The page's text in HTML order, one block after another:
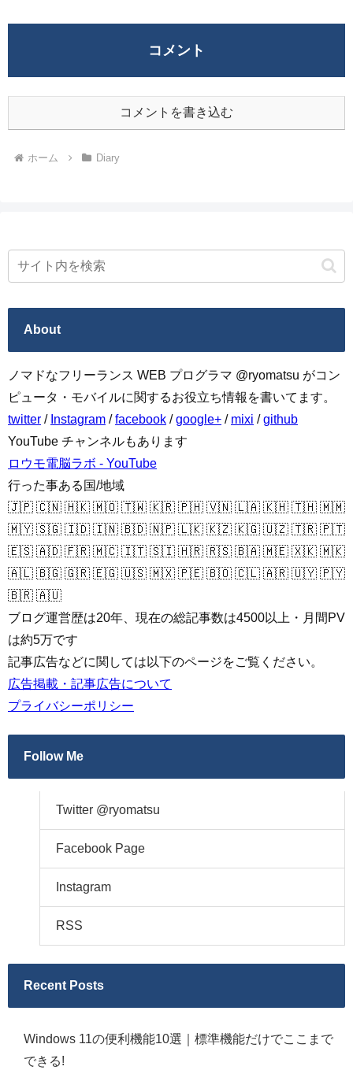
コメント
コメントを書き込む
ホーム Diary
About
ノマドなフリーランス WEB プログラマ @ryomatsu がコン
ピュータ・モバイルに関するお役立ち情報を書いてます。
twitter / Instagram /facebook /google+ / mixi /github
YouTube チャンネルもあります
ロウモ電脳ラボ - YouTube
行った事ある国/地域
🇯🇵 🇨🇳 🇭🇰 🇲🇴 🇹🇼 🇰🇷 🇵🇭 🇻🇳 🇱🇦 🇰🇭 🇹🇭 🇲🇲
🇲🇾 🇸🇬 🇮🇩 🇮🇳 🇧🇩 🇳🇵 🇱🇰 🇰🇿 🇰🇬 🇺🇿 🇹🇷 🇵🇹
🇪🇸 🇦🇩 🇫🇷 🇲🇨 🇮🇹 🇸🇮 🇭🇷 🇷🇸 🇧🇦 🇲🇪 🇽🇰 🇲🇰
🇦🇱 🇧🇬 🇬🇷 🇪🇬 🇺🇸 🇲🇽 🇵🇪 🇧🇴 🇨🇱 🇦🇷 🇺🇾 🇵🇾
🇧🇷 🇦🇺
ブログ運営歴は20年、現在の総記事数は4500以上・月間PV
は約5万です
記事広告などに関しては以下のページをご覧ください。
広告掲載・記事広告について
プライバシーポリシー
Follow Me
Twitter @ryomatsu
Facebook Page
Instagram
RSS
Recent Posts
Windows 11の便利機能10選｜標準機能だけでここまで
できる!